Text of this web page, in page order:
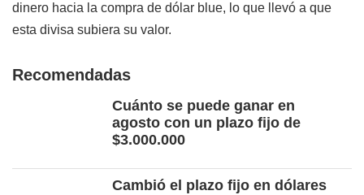
dinero hacia la compra de dólar blue, lo que llevó a que
esta divisa subiera su valor.
Recomendadas
Cuánto se puede ganar en
agosto con un plazo fijo de
$3.000.000
Cambió el plazo fijo en dólares